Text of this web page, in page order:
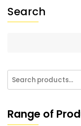
Search
Range of